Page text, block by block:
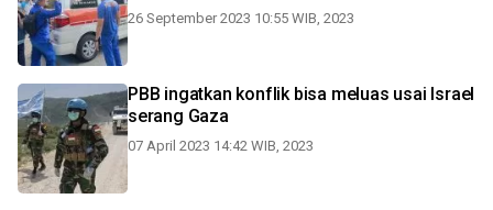
26 September 2023 10:55 WIB, 2023
PBB ingatkan konflik bisa meluas usai Israel
serang Gaza
07 April 2023 14:42 WIB, 2023